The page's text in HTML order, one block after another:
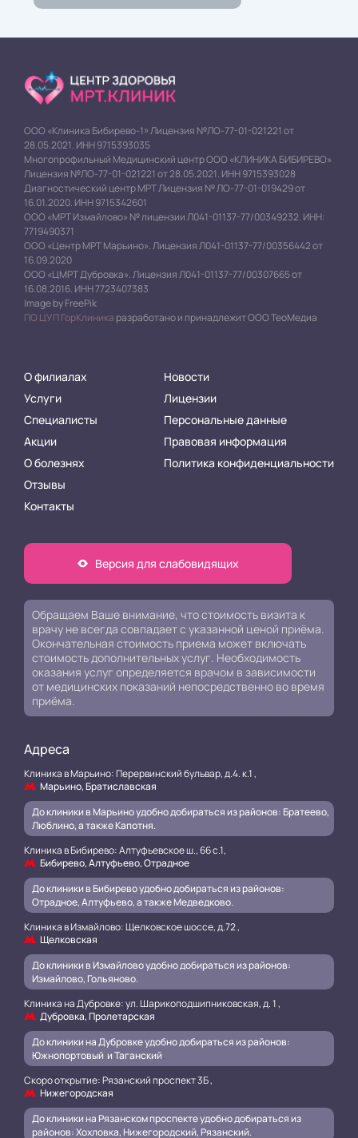
ООО «Клиника Бибирево-1» Лицензия №ЛО-77-01-021221 от
28.05.2021. ИНН 9715393035
Многопрофильный Медицинский центр ООО «КЛИНИКА БИБИРЕВО»
Лицензия №ЛО-77-01-021221 от 28.05.2021. ИНН 9715393028
Диагностический центр МРТ Лицензия № ЛО-77-01-019429 от
16.01.2020. ИНН 9715342601
ООО «МРТ Измайлово» № лицензии Л041-01137-77/00349232. ИНН:
7719490371
ООО «Центр МРТ Марьино». Лицензия Л041-01137-77/00356442 от
16.09.2020
ООО «ЦМРТ Дубровка». Лицензия Л041-01137-77/00307665 от
16.08.2016. ИНН 7723407383
Image by FreePik
ПО ЦУП ГорКлиника разработано и принадлежит ООО ТеоМедиа
О филиалах
Услуги
Специалисты
Акции
О болезнях
Отзывы
Контакты
Новости
Лицензии
Персональные данные
Правовая информация
Политика конфиденциальности
Версия для слабовидящих
Обращаем Ваше внимание, что стоимость визита к
врачу не всегда совпадает с указанной ценой приёма.
Окончательная стоимость приема может включать
стоимость дополнительных услуг. Необходимость
оказания услуг определяется врачом в зависимости
от медицинских показаний непосредственно во время
приёма.
Адреса
Клиника в Марьино: Перервинский бульвар, д.4. к.1 ,
Марьино, Братиславская
До клиники в Марьино удобно добираться из районов: Братеево,
Люблино, а также Капотня.
Клиника в Бибирево: Алтуфьевское ш., 66 с.1,
Бибирево, Алтуфьево, Отрадное
До клиники в Бибирево удобно добираться из районов:
Отрадное, Алтуфьево, а также Медведково.
Клиника в Измайлово: Щелковское шоссе, д.72 ,
Щелковская
До клиники в Измайлово удобно добираться из районов:
Измайлово, Гольяново.
Клиника на Дубровке: ул. Шарикоподшипниковская, д. 1 ,
Дубровка, Пролетарская
До клиники на Дубровке удобно добираться из районов:
Южнопортовый и Таганский.
Скоро открытие: Рязанский проспект 3Б ,
Нижегородская
До клиники на Рязанском проспекте удобно добираться из
районов: Хохловка, Нижегородский, Рязанский..